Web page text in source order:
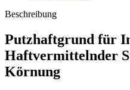
Beschreibung
Putzhaftgrund für
Haftvermittelnder
Körnung